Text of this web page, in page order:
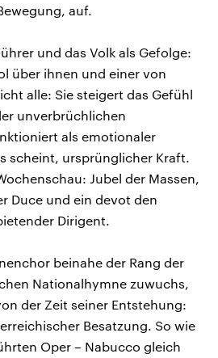
auf.
und das Volk als Gefolge:
über ihnen und einer von
alle: Sie steigert das Gefühl
unverbrüchlichen
als emotionaler
scheint, ursprünglicher Kraft.
Jubel der Massen,
Duce und ein devot den
Dirigent.
beinahe der Rang der
Nationalhymne zuwuchs,
der Zeit seiner Entstehung:
Besatzung. So wie
Oper – Nabucco gleich